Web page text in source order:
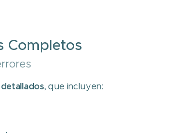
Completos
, que incluyen: